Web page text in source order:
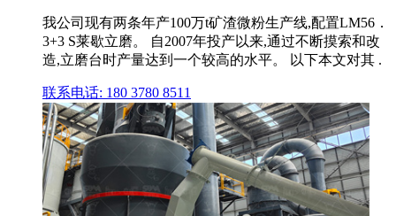
我公司现有两条年产100万t矿渣微粉生产线,配置LM56．
3+3 S莱歇立磨。 自2007年投产以来,通过不断摸索和改
造,立磨台时产量达到一个较高的水平。 以下本文对其 .
联系电话: 180 3780 8511